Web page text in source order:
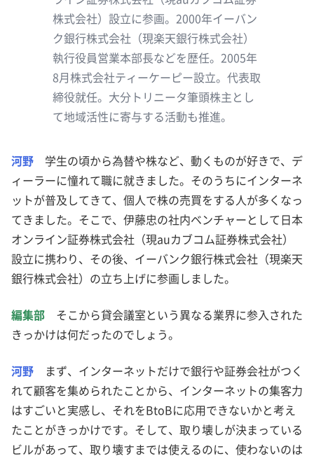
株式会社）設立に参画。2000年イーバン
ク銀行株式会社（現楽天銀行株式会社）
執行役員営業本部長などを歴任。2005年
8月株式会社ティーケーピー設立。代表取
締役就任。大分トリニータ筆頭株主とし
て地域活性に寄与する活動も推進。
河野 学生の頃から為替や株など、動くものが好きで、デ
ィーラーに憧れて職に就きました。そのうちにインターネ
ットが普及してきて、個人で株の売買をする人が多くなっ
てきました。そこで、伊藤忠の社内ベンチャーとして日本
オンライン証券株式会社（現auカブコム証券株式会社）
設立に携わり、その後、イーバンク銀行株式会社（現楽天
銀行株式会社）の立ち上げに参画しました。
編集部 そこから貸会議室という異なる業界に参入された
きっかけは何だったのでしょう。
河野
まず、インターネットだけで銀行や証券会社がつく
れて顧客を集められたことから、インターネットの集客力
はすごいと実感し、それをBtoBに応用できないかと考え
たことがきっかけです。そして、取り壊しが決まっている
ビルがあって、取り壊すまでは使えるのに、使わないのは